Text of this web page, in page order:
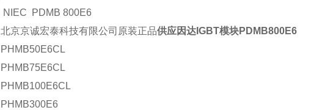
NIEC
PDMB 800E6
北京京诚宏泰科技有限公司原装正品供应因达IGBT模块PDMB800E6
PHMB50E6CL
PHMB75E6CL
PHMB100E6CL
PHMB300E6